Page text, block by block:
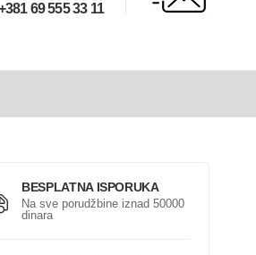
69 555 33 11
BESPLATNA ISPORUKA
Na sve porudžbine iznad 50000
dinara